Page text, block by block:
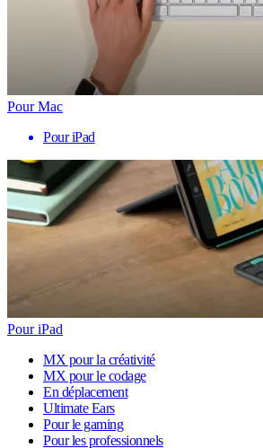
Pour Mac
Pour iPad
Pour iPad
MX pour la créativité
MX pour le codage
En déplacement
Ultimate Ears
Pour le gaming
Pour les professionnels